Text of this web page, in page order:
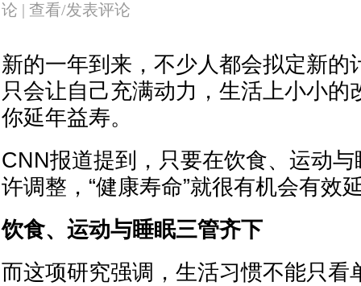
论 | 查看/发表评论
新的一年到来，不少人都会拟定新的
只会让自己充满动力，生活上小小的
你延年益寿。
CNN报道提到，只要在饮食、运动
许调整，“健康寿命”就很有机会有效
饮食、运动与睡眠三管齐下
而这项研究强调，生活习惯不能只看